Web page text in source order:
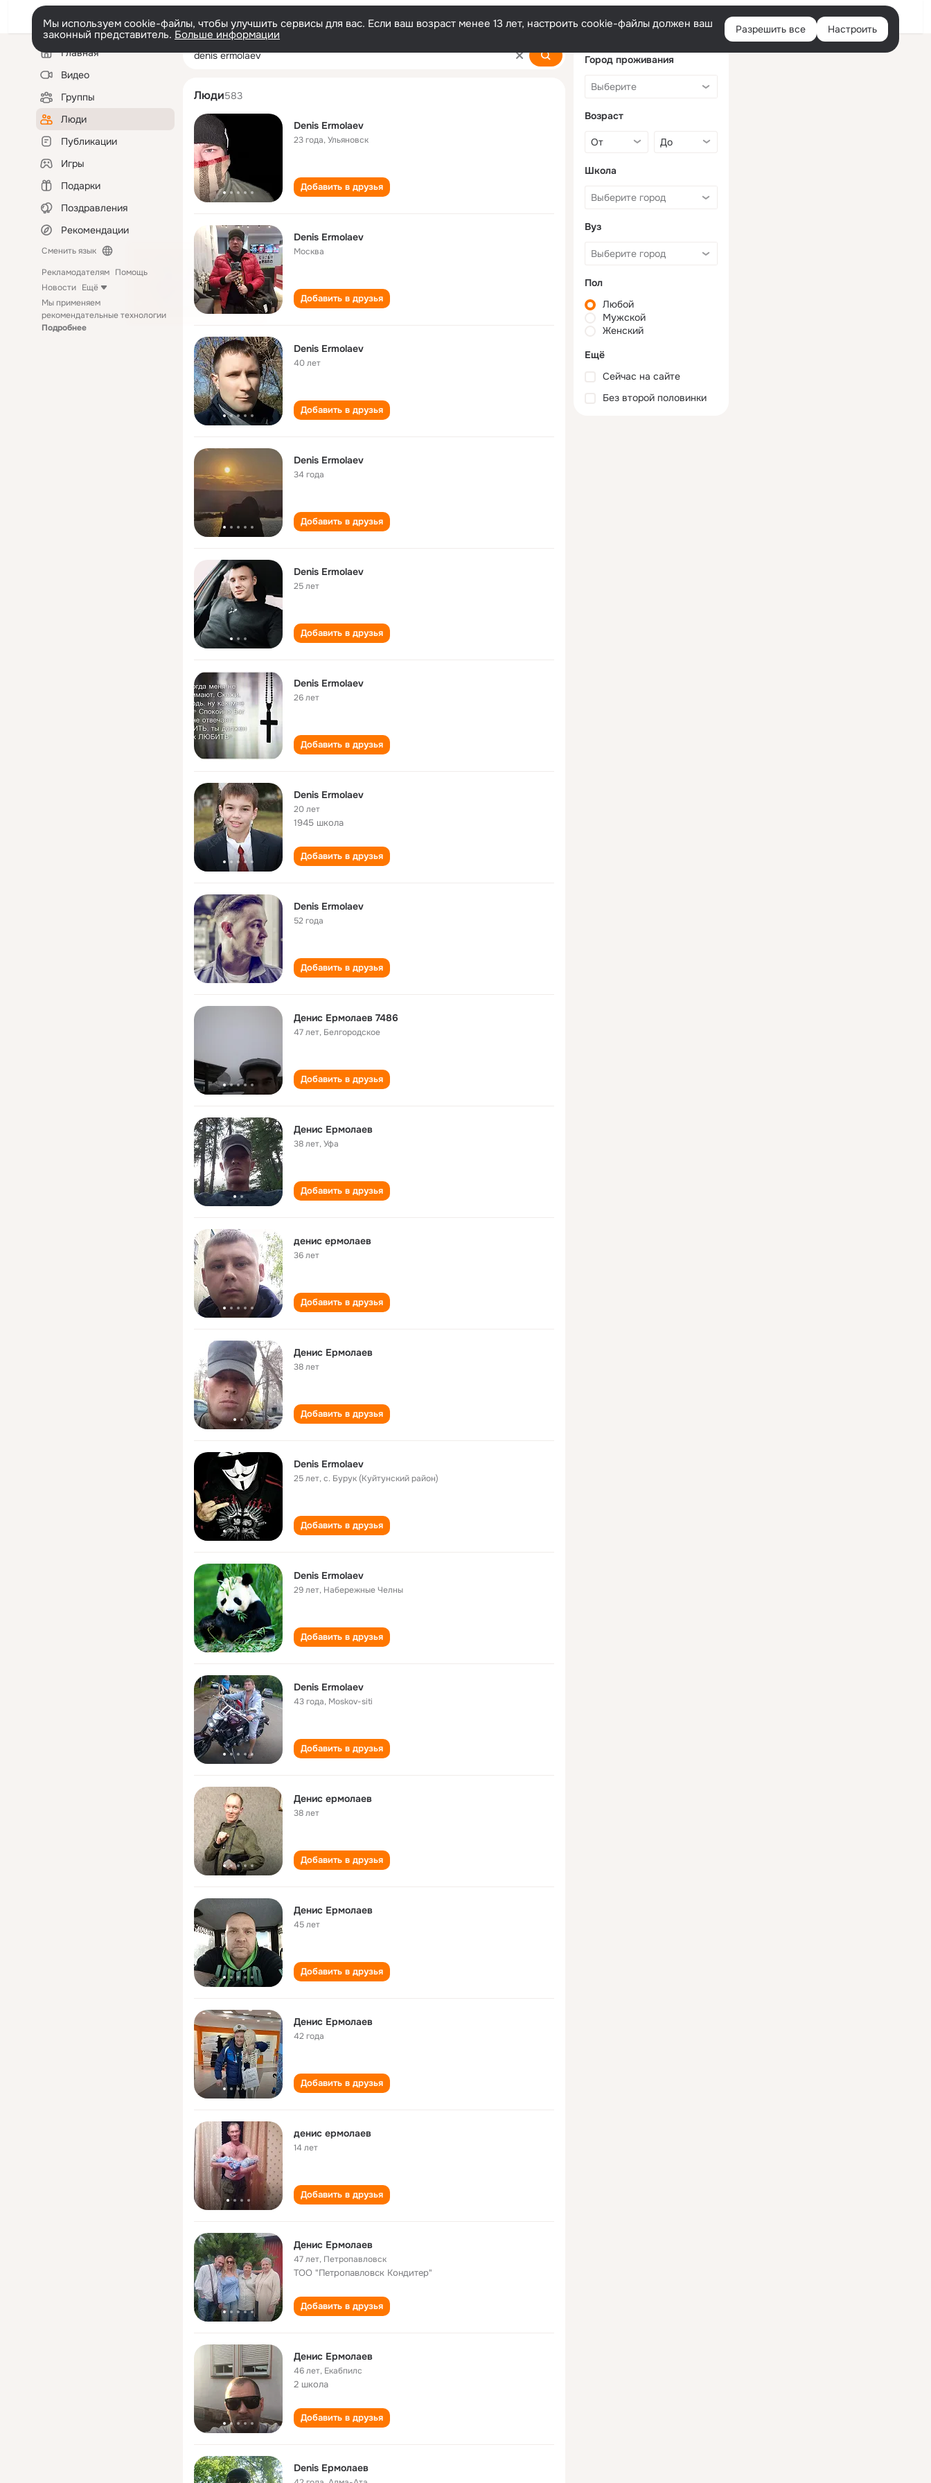
Войти
Мы используем cookie-файлы, чтобы улучшить сервисы для вас. Если ваш возраст менее 13 лет, настроить cookie-файлы должен ваш
законный представитель. Больше информации Разрешить все Настроить
Левая
колонкаГлавная
Видео
Группы
Люди
Публикации
Игры
Подарки
Поздравления
Рекомендации
Сменить язык
Рекламодателям Помощь
Новости Ещё
Мы применяем
рекомендательные технологии
Подробнее
denis ermolaev
Люди583
Denis Ermolaev
23 года,Ульяновск
Добавить в друзья
Denis Ermolaev
Москва
Добавить в друзья
Denis Ermolaev
40 лет
Добавить в друзья
Denis Ermolaev
34 года
Добавить в друзья
Denis Ermolaev
25 лет
Добавить в друзья
Denis Ermolaev
26 лет
Добавить в друзья
Denis Ermolaev
20 лет
1945 школа
Добавить в друзья
Denis Ermolaev
52 года
Добавить в друзья
Денис Ермолаев 7486
47 лет, Белгородское
Добавить в друзья
Денис Ермолаев
38 лет,Уфа
Добавить в друзья
денис ермолаев
36 лет
Добавить в друзья
Денис Ермолаев
38 лет
Добавить в друзья
Denis Ermolaev
25 лет,с. Бурук (Куйтунский район)
Добавить в друзья
Denis Ermolaev
29 лет, Набережные Челны
Добавить в друзья
Denis Ermolaev
43 года, Moskov-siti
Добавить в друзья
Денис ермолаев
38 лет
Добавить в друзья
Денис Ермолаев
45 лет
Добавить в друзья
Денис Ермолаев
42 года
Добавить в друзья
денис ермолаев
14 лет
Добавить в друзья
Денис Ермолаев
47 лет, Петропавловск
ТОО "Петропавловск Кондитер"
Добавить в друзья
Денис Ермолаев
46 лет, Екабпилс
2 школа
Добавить в друзья
Denis Ермолаев
Город проживания
Возраст
Школа
Вуз
Пол
Любой
Мужской
Женский
Ещё
Сейчас на сайте
Без второй половинки